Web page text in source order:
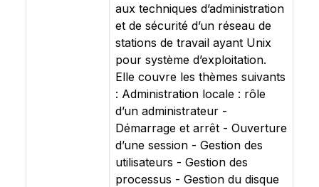
aux techniques d’administration
et de sécurité d’un réseau de
stations de travail ayant Unix
pour système d’exploitation.
Elle couvre les thèmes suivants
: Administration locale : rôle
d’un administrateur -
Démarrage et arrêt - Ouverture
d’une session - Gestion des
utilisateurs - Gestion des
processus - Gestion du disque